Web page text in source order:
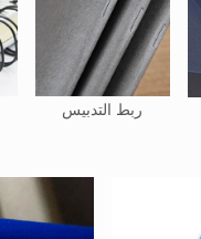
ربط التدبيس